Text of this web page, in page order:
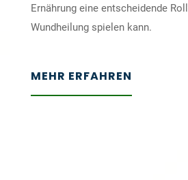
Ernährung eine entscheidende
Wundheilung spielen kann.
MEHR ERFAHREN